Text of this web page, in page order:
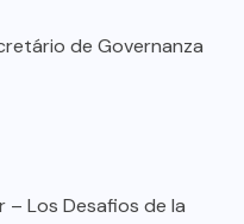
de Governanza
– Los Desafios de la